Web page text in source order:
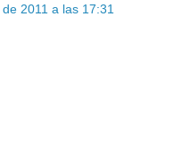
2011 a las 17:31